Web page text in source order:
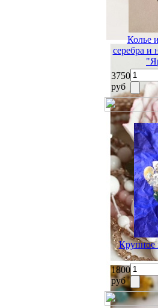
Колье
серебра и
3750
руб
Крупное
1800
руб